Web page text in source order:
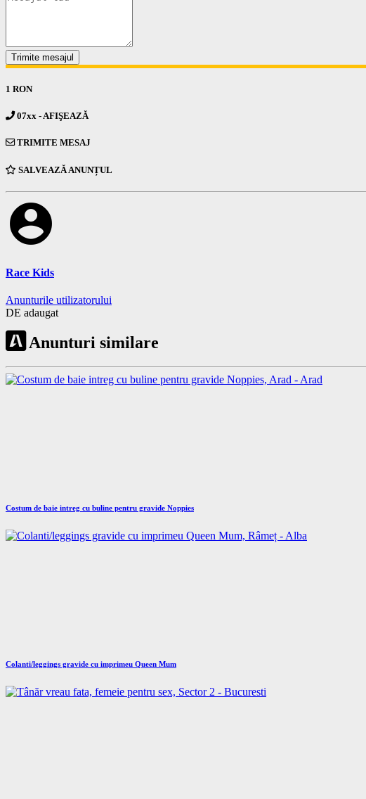
Trimite mesajul
1 RON
07xx - AFIŞEAZĂ
TRIMITE MESAJ
SALVEAZĂ ANUNȚUL
account_circle
Race Kids
Anunturile utilizatorului
DE adaugat
Anunturi similare
Costum de baie intreg cu buline pentru gravide Noppies
Colanti/leggings gravide cu imprimeu Queen Mum